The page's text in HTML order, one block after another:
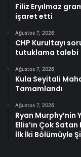
Filiz Eryılmaz
işaret etti
Ağustos 7, 2026
CHP Kurultayı
tutuklama talebi
Ağustos 7, 2026
Kula Seyitali
Tamamlandı
Ağustos 7, 2026
Ryan Murphy’nin
Ellis’ın Çok
İlk İki Bölümüyle